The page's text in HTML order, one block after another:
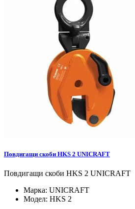
Повдигащи скоби HKS 2 UNICRAFT
Повдигащи скоби HKS 2 UNICRAFT
Марка: UNICRAFT
Модел: HKS 2